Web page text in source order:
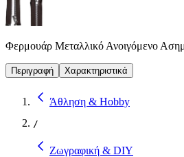
Φερμουάρ Μεταλλικό Ανοιγόμενο
Περιγραφή Χαρακτηριστικά
Άθληση & Hobby
/
Ζωγραφική & DIY